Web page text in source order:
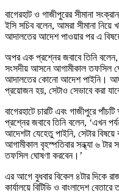
বাগেরহাট ও গাজীপুরের সীমানা
ইসি সচিব বলেন, আমরা সীমানা
আদালতের আদেশ পাওয়ার পর এ
অপর এক প্রশ্নের জবাবে তিনি
সংসদীয় আসনে আগামীকাল তফসিল
আদালতের কোনো আদেশ পাইনি।
প্রয়োজন হয়, সেটাও সেভাবে করা
বাগেরহাটে চারটি এবং গাজীপুরে
প্রশ্নের জবাবে তিনি বলেন, ‘এখন
আদেশটা যেহেতু পাইনি, সেটার
আগামীকাল বৃহস্পতিবার সন্ধ্যা ৬ টার
তফসিল ঘোষণা করবেন।’
এর আগে বুধবার বিকেল ৪টার দিকে
কার্যালয়ে বিটিভি ও বাংলাদেশ